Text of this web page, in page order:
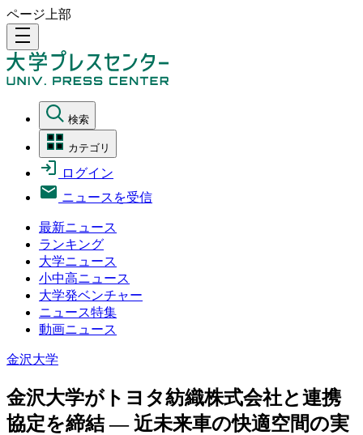
ページ上部
density_medium
検索
カテゴリ
ログイン
ニュースを受信
最新ニュース
ランキング
大学ニュース
小中高ニュース
大学発ベンチャー
ニュース特集
動画ニュース
金沢大学
金沢大学がトヨタ紡織株式会社と連携
協定を締結 — 近未来車の快適空間の実